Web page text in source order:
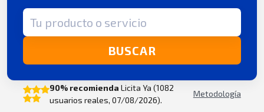
Término de búsqueda
BUSCAR
90% recomienda Licita Ya (1082
usuarios reales, 07/08/2026).
Metodología